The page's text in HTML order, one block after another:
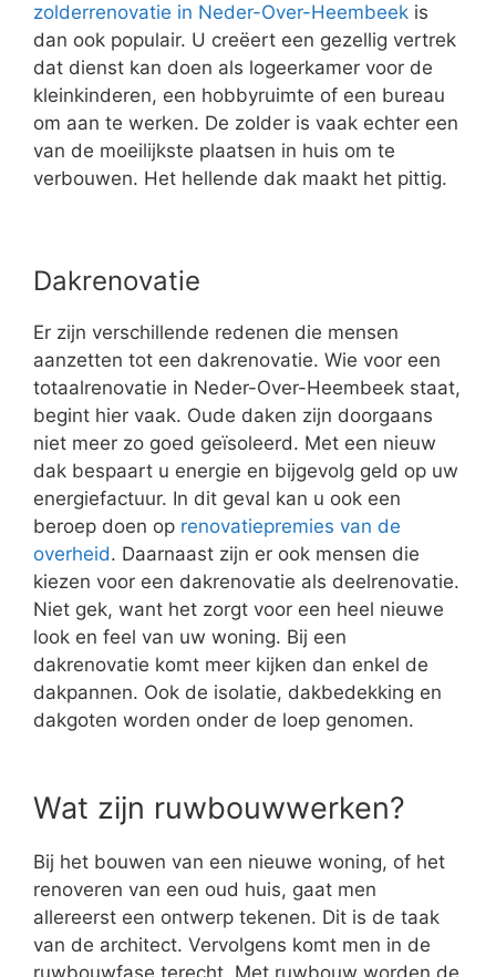
zolderrenovatie in Neder-Over-Heembeek is
dan ook populair. U creëert een gezellig vertrek
dat dienst kan doen als logeerkamer voor de
kleinkinderen, een hobbyruimte of een bureau
om aan te werken. De zolder is vaak echter een
van de moeilijkste plaatsen in huis om te
verbouwen. Het hellende dak maakt het pittig.
Dakrenovatie
Er zijn verschillende redenen die mensen
aanzetten tot een dakrenovatie. Wie voor een
totaalrenovatie in Neder-Over-Heembeek staat,
begint hier vaak. Oude daken zijn doorgaans
niet meer zo goed geïsoleerd. Met een nieuw
dak bespaart u energie en bijgevolg geld op uw
energiefactuur. In dit geval kan u ook een
beroep doen op renovatiepremies van de
overheid. Daarnaast zijn er ook mensen die
kiezen voor een dakrenovatie als deelrenovatie.
Niet gek, want het zorgt voor een heel nieuwe
look en feel van uw woning. Bij een
dakrenovatie komt meer kijken dan enkel de
dakpannen. Ook de isolatie, dakbedekking en
dakgoten worden onder de loep genomen.
Wat zijn ruwbouwwerken?
Bij het bouwen van een nieuwe woning, of het
renoveren van een oud huis, gaat men
allereerst een ontwerp tekenen. Dit is de taak
van de architect. Vervolgens komt men in de
ruwbouwfase terecht. Met ruwbouw worden de